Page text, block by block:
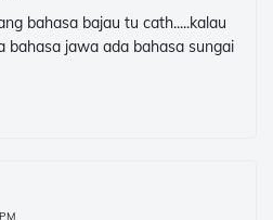
bahasa bajau tu cath.....kalau
bahasa jawa ada bahasa sungai